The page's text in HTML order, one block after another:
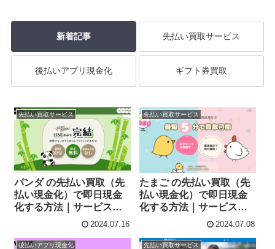
新着記事 先払い買取サービス
後払いアプリ現金化 ギフト券買取
先払い買取サービス
パンダ の先払い買取（先
払い現金化）で即日現金
化する方法｜サービス内
2024.07.16
先払い買取サービス
たまご の先払い買取（先
払い現金化）で即日現金
化する方法｜サービス内
2024.07.08
後払いアプリ現金化 先払い買取サービス